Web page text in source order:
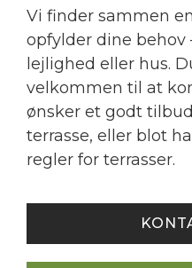
Vi finder sammen
opfylder dine behov
lejlighed eller hus.
velkommen til at
ønsker et godt
terrasse, eller blot
regler for terrasser.